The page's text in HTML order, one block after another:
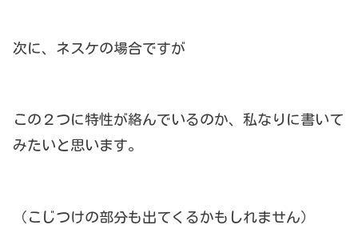
次に、ネスケの場合ですが
この２つに特性が絡んでいるのか、私なりに書いて
みたいと思います。
（こじつけの部分も出てくるかもしれません）